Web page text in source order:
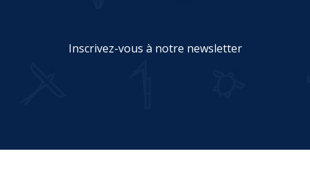
Inscrivez-vous à notre newsletter